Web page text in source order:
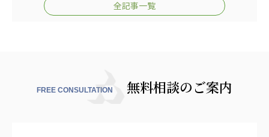
全記事一覧
FREE CONSULTATION 無料相談のご案内